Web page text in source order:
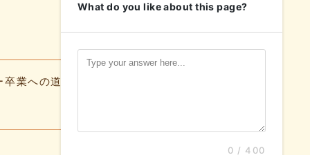
卒業への道
What do you like about this page?
0 / 400